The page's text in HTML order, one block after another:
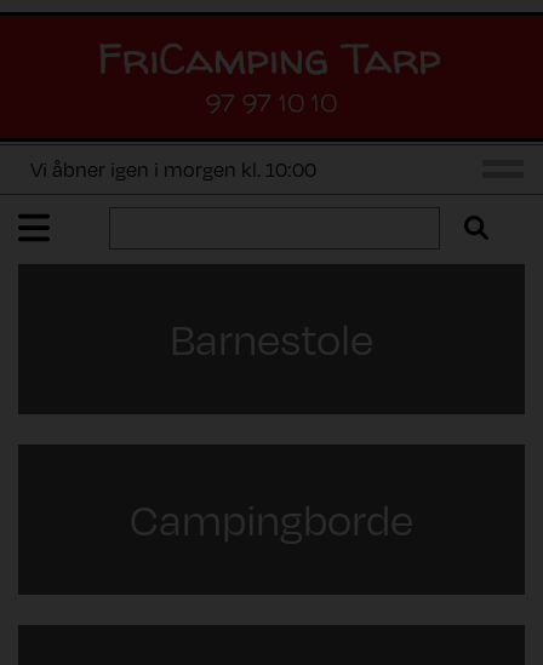
97 97 10 10
Vi åbner igen i morgen kl. 10:00
Barnestole
Campingborde